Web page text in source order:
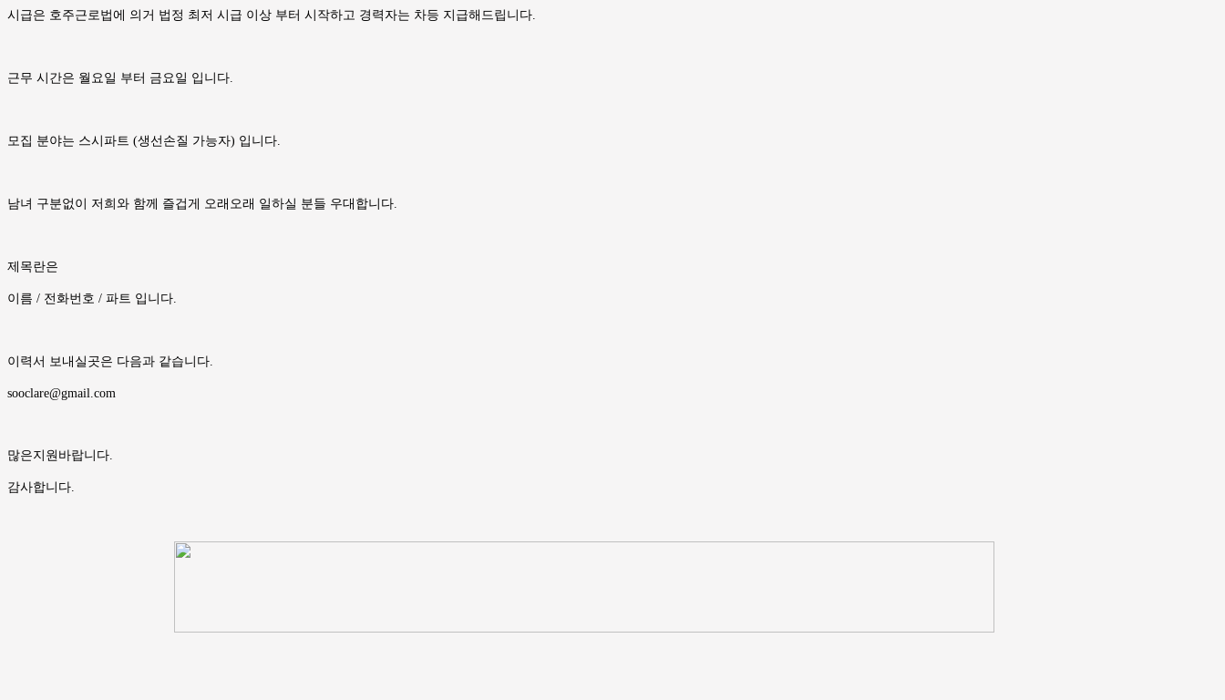
시급은 호주근로법에 의거 법정 최저 시급 이상 부터 시작하고 경력자는 차등 지급해드립니다.
근무 시간은 월요일 부터 금요일 입니다.
모집 분야는 스시파트 (생선손질 가능자) 입니다.
남녀 구분없이 저희와 함께 즐겁게 오래오래 일하실 분들 우대합니다.
제목란은
이름 / 전화번호 / 파트 입니다.
이력서 보내실곳은 다음과 같습니다.
sooclare@gmail.com
많은지원바랍니다.
감사합니다.